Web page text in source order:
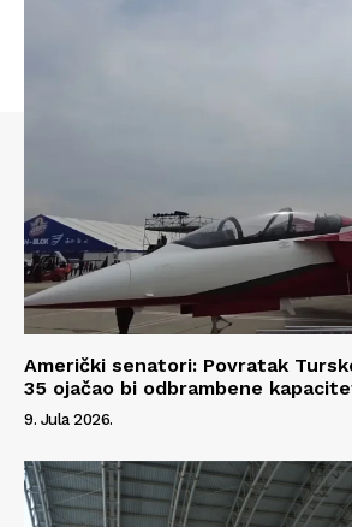
Info
O nama
Američki senatori: Povratak
35 ojačao bi odbrambene
9. Jula 2026.